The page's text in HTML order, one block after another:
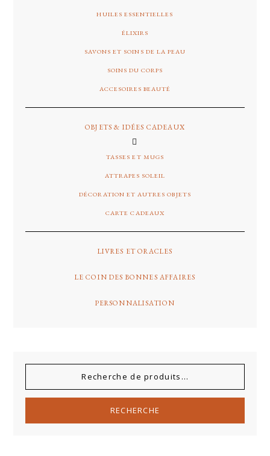
HUILES ESSENTIELLES
ÉLIXIRS
SAVONS ET SOINS DE LA PEAU
SOINS DU CORPS
ACCESOIRES BEAUTÉ
OBJETS & IDÉES CADEAUX
TASSES ET MUGS
ATTRAPES SOLEIL
DÉCORATION ET AUTRES OBJETS
CARTE CADEAUX
LIVRES ET ORACLES
LE COIN DES BONNES AFFAIRES
PERSONNALISATION
RECHERCHE